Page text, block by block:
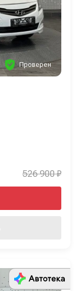
Проверен
526 900 ₽